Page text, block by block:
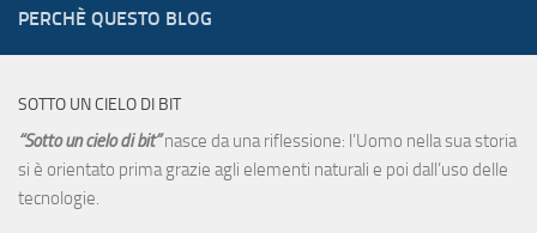
PERCHÈ QUESTO BLOG
SOTTO UN CIELO DI BIT
“Sotto un cielo di bit”nasce da una riflessione: l’Uomo nella sua storia
si è orientato prima grazie agli elementi naturali e poi dall’uso delle
tecnologie.